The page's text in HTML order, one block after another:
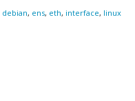
debian, ens, eth, interface, linux